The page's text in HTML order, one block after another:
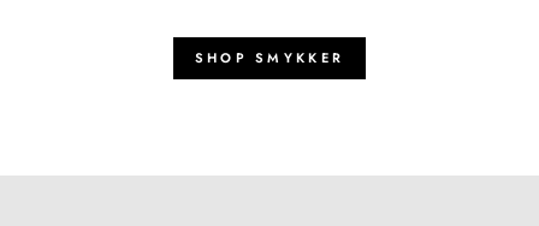
SHOP SMYKKER